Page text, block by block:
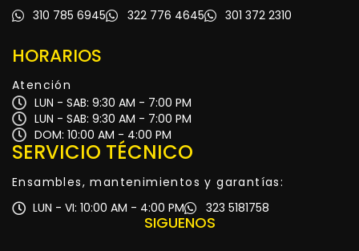
310 785 6945
322 776 4645 301 372 2310
HORARIOS
Atención
LUN - SAB: 9:30 AM - 7:00 PM
LUN - SAB: 9:30 AM - 7:00 PM
DOM: 10:00 AM - 4:00 PM
SERVICIO TÉCNICO
Ensambles, mantenimientos y garantías:
LUN - VI: 10:00 AM - 4:00 PM
323 5181758
SIGUENOS